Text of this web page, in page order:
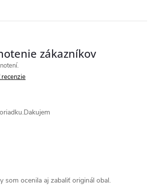
zákazníkov
som ocenila aj zabaliť originál obal.